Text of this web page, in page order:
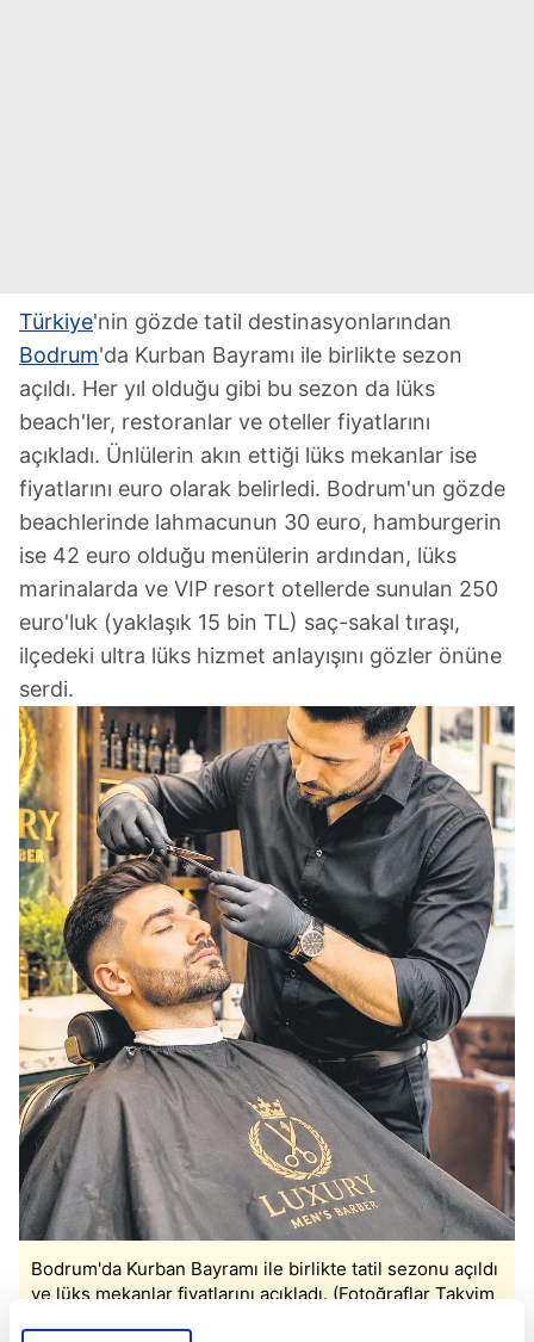
Türkiye'nin gözde tatil destinasyonlarından
Bodrum'da Kurban Bayramı ile birlikte sezon
açıldı. Her yıl olduğu gibi bu sezon da lüks
beach'ler, restoranlar ve oteller fiyatlarını
açıkladı. Ünlülerin akın ettiği lüks mekanlar ise
fiyatlarını euro olarak belirledi. Bodrum'un gözde
beachlerinde lahmacunun 30 euro, hamburgerin
ise 42 euro olduğu menülerin ardından, lüks
marinalarda ve VIP resort otellerde sunulan 250
euro'luk (yaklaşık 15 bin TL) saç-sakal tıraşı,
ilçedeki ultra lüks hizmet anlayışını gözler önüne
serdi.
Bodrum'da Kurban Bayramı ile birlikte tatil sezonu açıldı
ve lüks mekanlar fiyatlarını açıkladı. (Fotoğraflar Takvim